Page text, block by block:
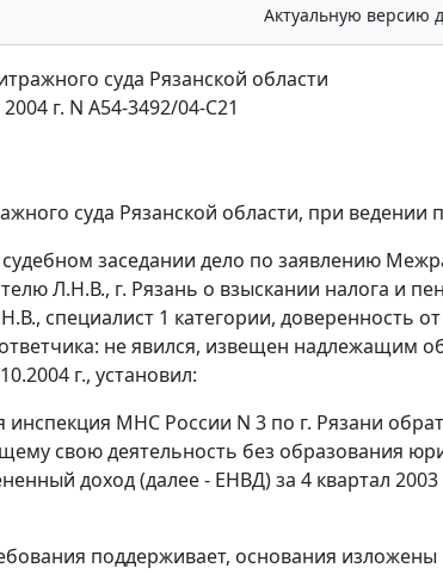
Актуальную версию
суда Рязанской области
г. N А54-3492/04-С21
суда Рязанской области, при ведении
заседании дело по заявлению
Л.Н.В., г. Рязань о взыскании налога и
специалист 1 категории, доверенность
ответчика: не явился, извещен надлежащим
г., установил:
МНС России N 3 по г. Рязани
свою деятельность без образования
доход (далее - ЕНВД) за 4 квартал
поддерживает, основания изложены